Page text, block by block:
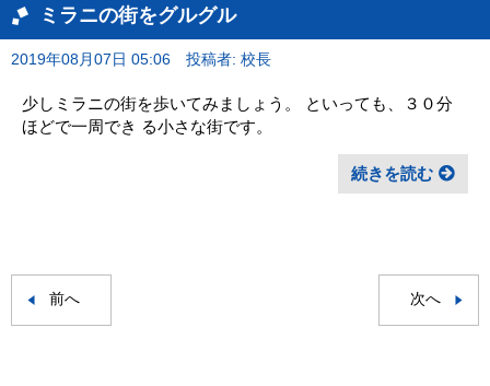
ミラニの街をグルグル
2019年08月07日 05:06 投稿者: 校長
少しミラニの街を歩いてみましょう。 といっても、３０分
ほどで一周でき る小さな街です。
続きを読む
前へ 次へ